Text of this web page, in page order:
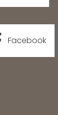
Facebook